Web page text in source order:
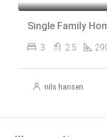
Single Family
3 2.5
nils hansen